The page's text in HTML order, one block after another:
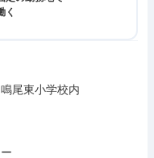
く
尾東小学校内